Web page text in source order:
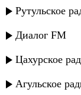
Рутульское
Диалог FM
Цахурское
Агульское
Шамо -